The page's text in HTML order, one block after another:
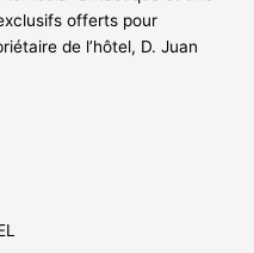
offerts pour
de l’hôtel, D. Juan